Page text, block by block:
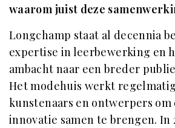
waarom juist deze
Longchamp staat al decennia
expertise in leerbewerking en
ambacht naar een breder
Het modehuis werkt
kunstenaars en ontwerpers om
innovatie samen te brengen. In